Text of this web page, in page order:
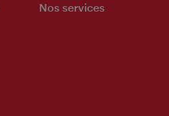
Nos services